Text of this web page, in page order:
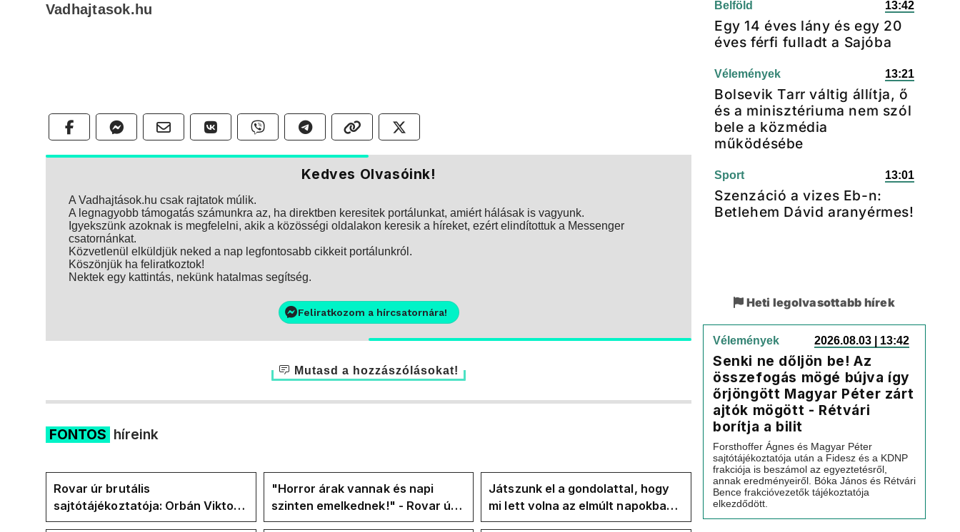
Vadhajtasok.hu
Kedves Olvasóink!
A Vadhajtások.hu csak rajtatok múlik.
A legnagyobb támogatás számunkra az, ha direktben keresitek portálunkat, amiért hálásak is vagyunk.
Igyekszünk azoknak is megfelelni, akik a közösségi oldalakon keresik a híreket, ezért elindítottuk a Messenger
csatornánkat.
Közvetlenül elküldjük neked a nap legfontosabb cikkeit portálunkról.
Köszönjük ha feliratkoztok!
Nektek egy kattintás, nekünk hatalmas segítség.
Feliratkozom a hírcsatornára!
Mutasd a hozzászólásokat!
FONTOS híreink
Rovar úr brutális
sajtótájékoztatója: Orbán Viktor
és a Vadhajtások a felelős a
"Horror árak vannak és napi
szinten emelkednek!" - Rovar úr
Facebook-oldalán lázadnak a
Játszunk el a gondolattal, hogy
mi lett volna az elmúlt napokban
rezsicsökkentés nélkül
Belföld 13:42
Egy 14 éves lány és egy 20
éves férfi fulladt a Sajóba
Vélemények 13:21
Bolsevik Tarr váltig állítja, ő
és a minisztériuma nem szól
bele a közmédia
működésébe
Sport 13:01
Szenzáció a vizes Eb-n:
Betlehem Dávid aranyérmes!
Heti legolvasottabb hírek
Vélemények 2026.08.03 | 13:42
Senki ne dőljön be! Az
összefogás mögé bújva így
őrjöngött Magyar Péter zárt
ajtók mögött - Rétvári
borítja a bilit
Forsthoffer Ágnes és Magyar Péter
sajtótájékoztatója után a Fidesz és a KDNP
frakciója is beszámol az egyeztetésről,
annak eredményeiről. Bóka János és Rétvári
Bence frakcióvezetők tájékoztatója
elkezdődött.